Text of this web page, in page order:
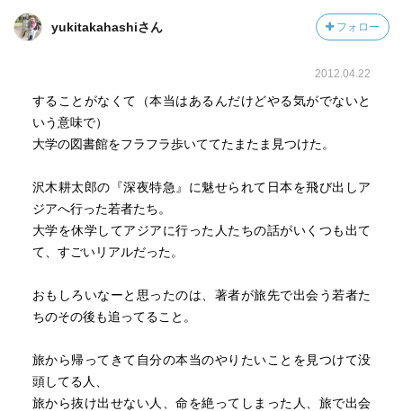
yukitakahashiさん フォロー
2012.04.22
することがなくて（本当はあるんだけどやる気がでないと
いう意味で）
大学の図書館をフラフラ歩いててたまたま見つけた。
沢木耕太郎の『深夜特急』に魅せられて日本を飛び出しア
ジアへ行った若者たち。
大学を休学してアジアに行った人たちの話がいくつも出て
て、すごいリアルだった。
おもしろいなーと思ったのは、著者が旅先で出会う若者た
ちのその後も追ってること。
旅から帰ってきて自分の本当のやりたいことを見つけて没
頭してる人、
旅から抜け出せない人、命を絶ってしまった人、旅で出会